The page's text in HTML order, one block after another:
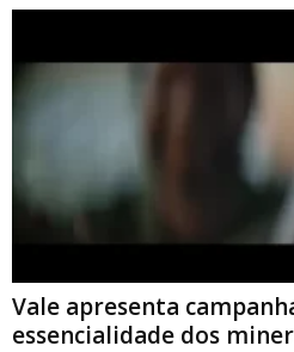
Vale apresenta
essencialidade dos